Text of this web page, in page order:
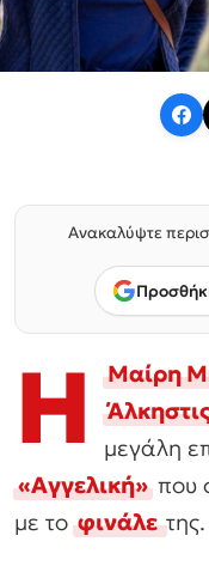
Ανακαλύψτε
Η Μαίρη
μεγάλη
«Αγγελική»που
με τοφινάλε της.